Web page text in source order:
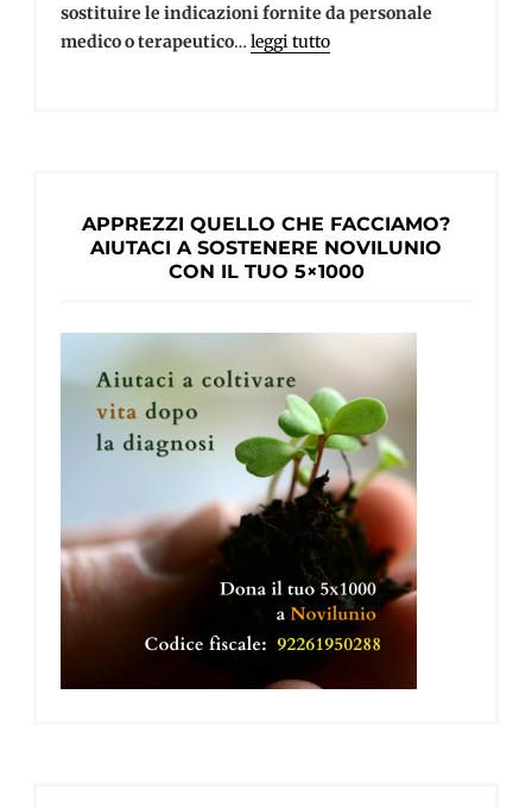
sostituire le indicazioni fornite da personale
medico o terapeutico…leggi tutto
APPREZZI QUELLO CHE FACCIAMO?
AIUTACI A SOSTENERE NOVILUNIO
CON IL TUO 5×1000